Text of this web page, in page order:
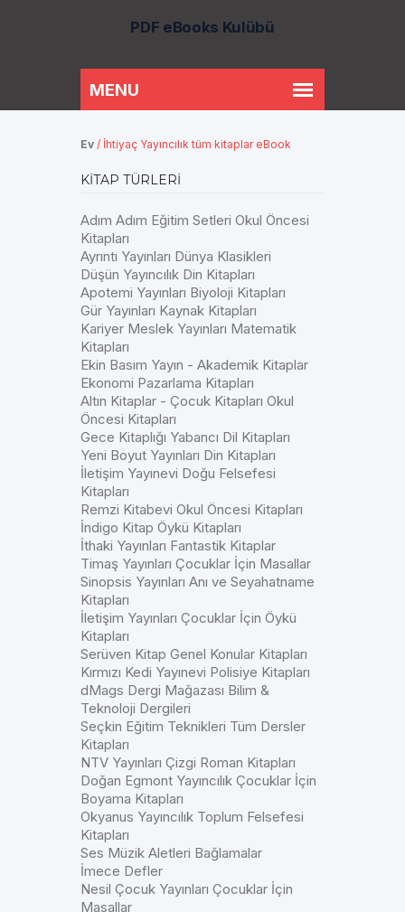
PDF eBooks Kulübü
Ev / İhtiyaç Yayıncılık tüm kitaplar eBook
KITAP TÜRLERI
Adım Adım Eğitim Setleri Okul Öncesi
Kitapları
Ayrıntı Yayınları Dünya Klasikleri
Düşün Yayıncılık Din Kitapları
Apotemi Yayınları Biyoloji Kitapları
Gür Yayınları Kaynak Kitapları
Kariyer Meslek Yayınları Matematik
Kitapları
Ekin Basım Yayın - Akademik Kitaplar
Ekonomi Pazarlama Kitapları
Altın Kitaplar - Çocuk Kitapları Okul
Öncesi Kitapları
Gece Kitaplığı Yabancı Dil Kitapları
Yeni Boyut Yayınları Din Kitapları
İletişim Yayınevi Doğu Felsefesi
Kitapları
Remzi Kitabevi Okul Öncesi Kitapları
İndigo Kitap Öykü Kitapları
İthaki Yayınları Fantastik Kitaplar
Timaş Yayınları Çocuklar İçin Masallar
Sinopsis Yayınları Anı ve Seyahatname
Kitapları
İletişim Yayınları Çocuklar İçin Öykü
Kitapları
Serüven Kitap Genel Konular Kitapları
Kırmızı Kedi Yayınevi Polisiye Kitapları
dMags Dergi Mağazası Bilim &
Teknoloji Dergileri
Seçkin Eğitim Teknikleri Tüm Dersler
Kitapları
NTV Yayınları Çizgi Roman Kitapları
Doğan Egmont Yayıncılık Çocuklar İçin
Boyama Kitapları
Okyanus Yayıncılık Toplum Felsefesi
Kitapları
Ses Müzik Aletleri Bağlamalar
İmece Defler
Nesil Çocuk Yayınları Çocuklar İçin
Masallar